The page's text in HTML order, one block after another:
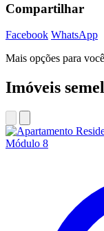
Compartilhar
Facebook WhatsApp
Mais opções para você
Imóveis
Módulo 8